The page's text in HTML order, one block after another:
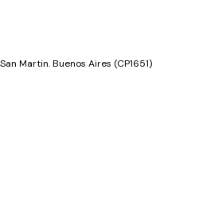
Martin. Buenos Aires (CP1651)